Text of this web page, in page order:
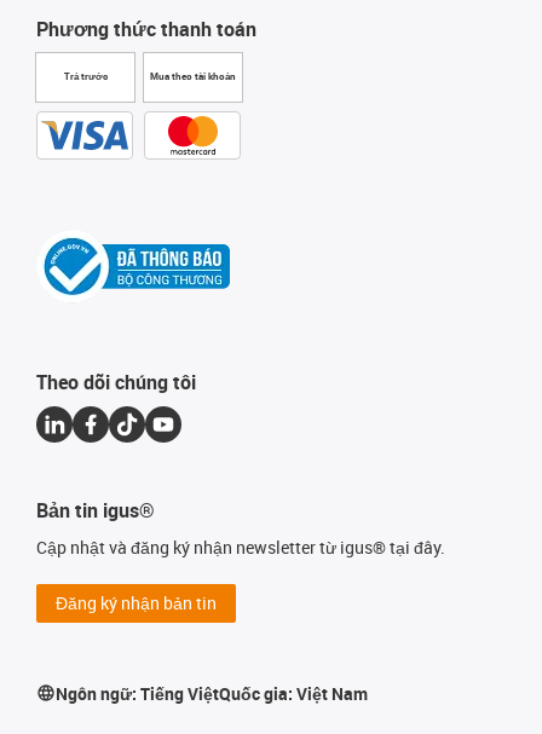
Phương thức thanh toán
Trả trước Mua theo tài khoản
Theo dõi chúng tôi
Bản tin igus®
Cập nhật và đăng ký nhận newsletter từ igus® tại đây.
Đăng ký nhận bản tin
Ngôn ngữ: Tiếng ViệtQuốc gia: Việt Nam